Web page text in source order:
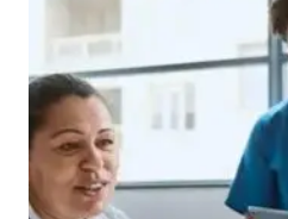
DE
ATENDIMENTO
À